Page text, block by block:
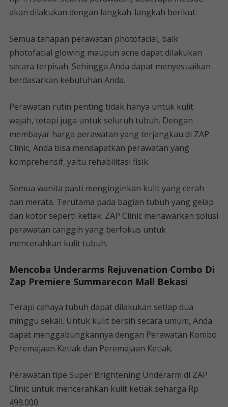
akan dilakukan dengan langkah-langkah berikut:
Semua tahapan perawatan photofacial, baik
photofacial glowing maupun acne dapat dilakukan
secara terpisah. Sehingga Anda dapat menyesuaikan
berdasarkan kebutuhan Anda.
Perawatan rutin penting tidak hanya untuk kulit
wajah, tetapi juga untuk seluruh tubuh. Dengan
membayar harga perawatan yang terjangkau di ZAP
Clinic, Anda bisa mendapatkan perawatan yang
komprehensif, yaitu rehabilitasi fisik.
Semua wanita pasti menginginkan kulit yang cerah
dan merata. Terutama pada bagian tubuh yang gelap
dan kotor seperti ketiak. ZAP Clinic menawarkan solusi
perawatan canggih yang berfokus untuk
mencerahkan kulit tubuh.
Mencoba Underarms Rejuvenation Combo Di
Zap Premiere Summarecon Mall Bekasi
Terapi cahaya tubuh dapat dilakukan setiap dua
minggu sekali. Untuk kulit bersih secara umum, Anda
dapat menggabungkannya dengan Perawatan Kombo
Peremajaan Ketiak dan Peremajaan Ketiak.
Perawatan tipe Super Brightening Underarm di ZAP
Clinic untuk mencerahkan kulit ketiak seharga Rp
499.000.